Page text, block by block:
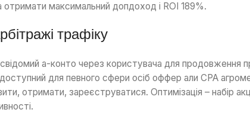
максимальний допдоход і ROI 189%.
трафіку
а-конто через користувача для продовження
для певного сфери осіб оффер али СРА
отримати, зареєструватися. Оптимізація – набір